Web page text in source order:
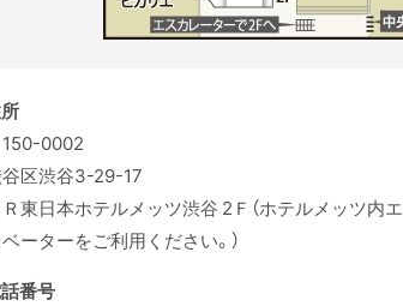
0002
区渋谷3-29-17
Ｒ東日本ホテルメッツ渋谷 2Ｆ（ホテルメッツ内エ
ーターをご利用ください。）
番号